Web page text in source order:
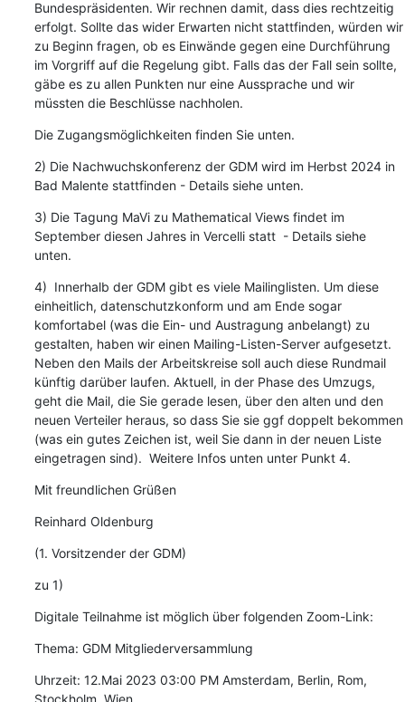
Bundespräsidenten. Wir rechnen damit, dass dies rechtzeitig
erfolgt. Sollte das wider Erwarten nicht stattfinden, würden wir
zu Beginn fragen, ob es Einwände gegen eine Durchführung
im Vorgriff auf die Regelung gibt. Falls das der Fall sein sollte,
gäbe es zu allen Punkten nur eine Aussprache und wir
müssten die Beschlüsse nachholen.
Die Zugangsmöglichkeiten finden Sie unten.
2) Die Nachwuchskonferenz der GDM wird im Herbst 2024 in
Bad Malente stattfinden - Details siehe unten.
3) Die Tagung MaVi zu Mathematical Views findet im
September diesen Jahres in Vercelli statt  - Details siehe
unten.
4)  Innerhalb der GDM gibt es viele Mailinglisten. Um diese
einheitlich, datenschutzkonform und am Ende sogar
komfortabel (was die Ein- und Austragung anbelangt) zu
gestalten, haben wir einen Mailing-Listen-Server aufgesetzt.
Neben den Mails der Arbeitskreise soll auch diese Rundmail
künftig darüber laufen. Aktuell, in der Phase des Umzugs,
geht die Mail, die Sie gerade lesen, über den alten und den
neuen Verteiler heraus, so dass Sie sie ggf doppelt bekommen
(was ein gutes Zeichen ist, weil Sie dann in der neuen Liste
eingetragen sind).  Weitere Infos unten unter Punkt 4.
Mit freundlichen Grüßen
Reinhard Oldenburg
(1. Vorsitzender der GDM)
zu 1)
Digitale Teilnahme ist möglich über folgenden Zoom-Link:
Thema: GDM Mitgliederversammlung
Uhrzeit: 12.Mai 2023 03:00 PM Amsterdam, Berlin, Rom,
Stockholm, Wien